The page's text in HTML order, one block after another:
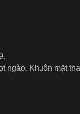
ngào. Khuôn mặt